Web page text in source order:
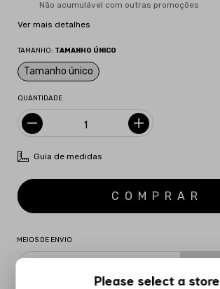
Não acumulável com outras promoções
Ver mais detalhes
TAMANHO: TAMANHO ÚNICO
Tamanho único
QUANTIDADE
Guia de medidas
MEIOS DE ENVIO
Please select a store